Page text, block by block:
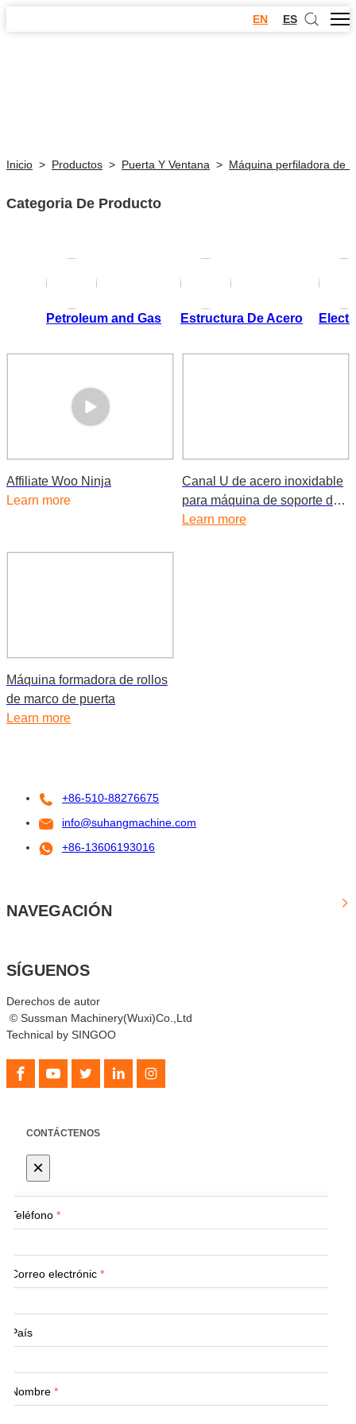
EN ES
Inicio > Productos > Puerta Y Ventana > Máquina perfiladora de
Categoria De Producto
Petroleum and Gas Estructura De Acero
Affiliate Woo Ninja
Learn more
Canal U de acero inoxidable
para máquina de soporte de
ventana de vidrio
Learn more
Máquina formadora de rollos
de marco de puerta
Learn more
+86-510-88276675
info@suhangmachine.com
+86-13606193016
NAVEGACIÓN
SÍGUENOS
Derechos de autor
© Sussman Machinery(Wuxi)Co.,Ltd
Technical by SINGOO
CONTÁCTENOS
×
Teléfono *
Correo electrónic *
País
Nombre *